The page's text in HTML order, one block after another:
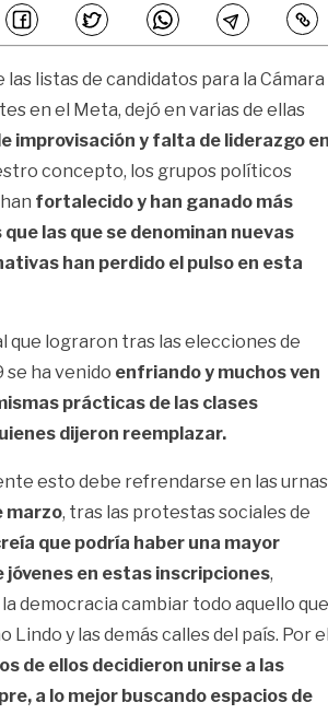
listas de candidatos para la Cámara
en el Meta, dejó en varias de ellas
improvisación y falta de liderazgo
concepto, los grupos políticos
fortalecido y han ganado más
las que se denominan nuevas
han perdido el pulso en esta
que lograron tras las elecciones de
se ha venido enfriando y muchos ven
prácticas de las clases
dijeron reemplazar.
esto debe refrendarse en las urnas
marzo, tras las protestas sociales de
que podría haber una mayor
jóvenes en estas inscripciones,
democracia cambiar todo aquello que
Lindo y las demás calles del país. Por
de ellos decidieron unirse a las
a lo mejor buscando espacios de